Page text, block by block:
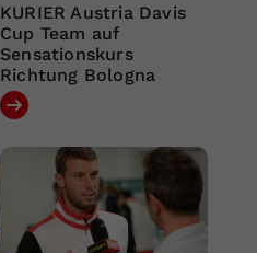
KURIER Austria Davis
Cup Team auf
Sensationskurs
Richtung Bologna